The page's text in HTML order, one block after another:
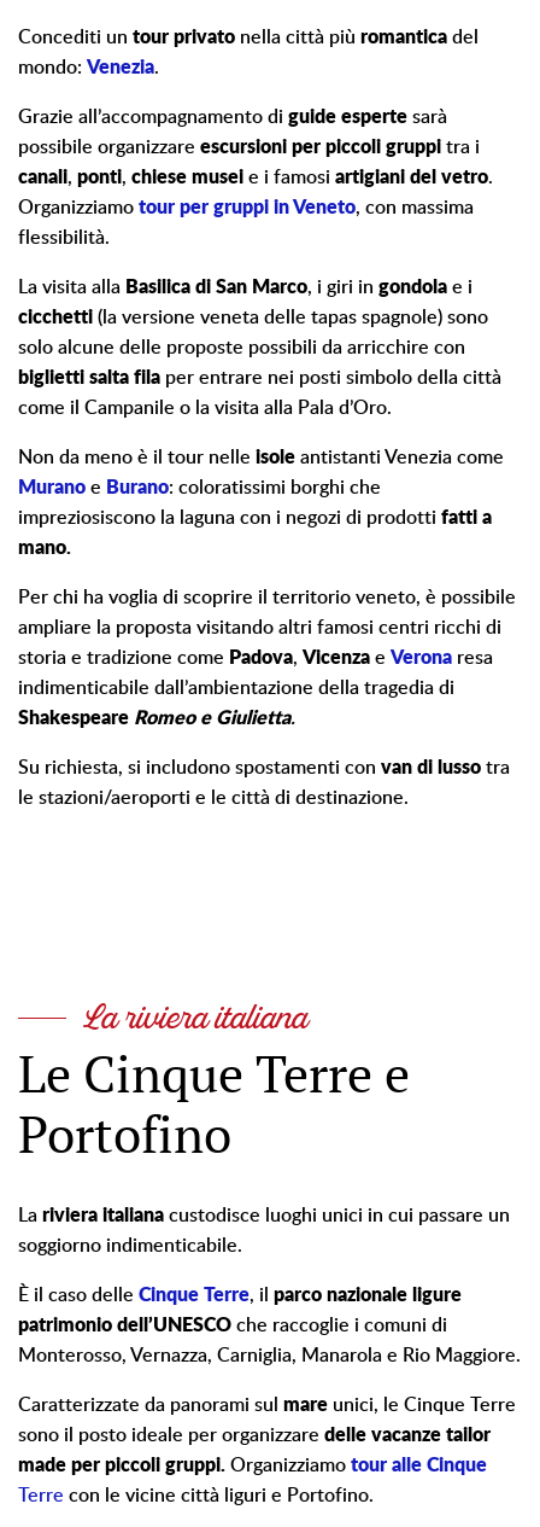
Concediti un tour privato nella città più romantica del
mondo: Venezia.
Grazie all’accompagnamento di guide esperte sarà
possibile organizzare escursioni per piccoli gruppi tra i
canali, ponti, chiese musei e i famosi artigiani del vetro.
Organizziamo tour per gruppi in Veneto, con massima
flessibilità.
La visita alla Basilica di San Marco, i giri in gondola e i
cicchetti (la versione veneta delle tapas spagnole) sono
solo alcune delle proposte possibili da arricchire con
biglietti salta fila per entrare nei posti simbolo della città
come il Campanile o la visita alla Pala d’Oro.
Non da meno è il tour nelle isole antistanti Venezia come
Murano e Burano: coloratissimi borghi che
impreziosiscono la laguna con i negozi di prodotti fatti a
mano.
Per chi ha voglia di scoprire il territorio veneto, è possibile
ampliare la proposta visitando altri famosi centri ricchi di
storia e tradizione come Padova, Vicenza e Verona resa
indimenticabile dall’ambientazione della tragedia di
Shakespeare Romeo e Giulietta.
Su richiesta, si includono spostamenti con van di lusso tra
le stazioni/aeroporti e le città di destinazione.
La riviera italiana
Le Cinque Terre e
Portofino
La riviera italiana custodisce luoghi unici in cui passare un
soggiorno indimenticabile.
È il caso delle Cinque Terre, il parco nazionale ligure
patrimonio dell’UNESCO che raccoglie i comuni di
Monterosso, Vernazza, Carniglia, Manarola e Rio Maggiore.
Caratterizzate da panorami sul mare unici, le Cinque Terre
sono il posto ideale per organizzare delle vacanze tailor
made per piccoli gruppi. Organizziamo tour alle Cinque
Terre con le vicine città liguri e Portofino.